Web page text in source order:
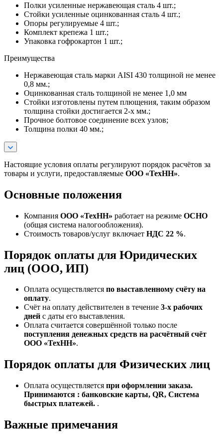
Полки усиленные нержавеющая сталь 4 шт.;
Стойки усиленные оцинкованная сталь 4 шт.;
Опоры регулируемые 4 шт.;
Комплект крепежа 1 шт.;
Упаковка гофрокартон 1 шт.;
Преимущества
Нержавеющая сталь марки AISI 430 толщиной не менее
0,8 мм.;
Оцинкованная сталь толщиной не менее 1,0 мм
Стойки изготовлены путем плющения, таким образом
толщина стойки достигается 2-х мм.;
Прочное болтовое соединение всех узлов;
Толщина полки 40 мм.;
Настоящие условия оплаты регулируют порядок расчётов за
товары и услуги, предоставляемые ООО «ТехНН».
Основные положения
Компания ООО «ТехНН» работает на режиме ОСНО
(общая система налогообложения).
Стоимость товаров/услуг включает НДС 22 %.
Порядок оплаты для Юридических
лиц (ООО, ИП)
Оплата осуществляется по выставленному счёту на
оплату.
Счёт на оплату действителен в течение 3‑х рабочих
дней с даты его выставления.
Оплата считается совершённой только после
поступления денежных средств на расчётный счёт
ООО «ТехНН».
Порядок оплаты для Физических лиц
Оплата осуществляется при оформлении заказа.
Принимаются : банковские карты, QR, Система
быстрых платежей. .
Важные примечания